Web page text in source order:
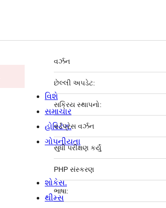
મેટા
વર્ઝન
છેલ્લી અપડેટ:
સક્રિય સ્થાપનો:
વર્ડપ્રેસ વર્ઝન
સુધી પરીક્ષણ કર્યું
PHP સંસ્કરણ
ભાષા:
વિશે
સમાચાર
હોસ્ટિંગ.
ગોપનીયતા
શોકેસ.
થીમ્સ